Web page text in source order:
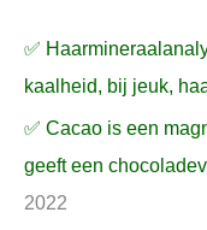
✅
kaalheid, bij jeuk,
✅ Cacao is een
geeft een
2022